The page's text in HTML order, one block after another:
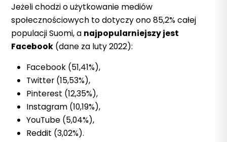
Jeżeli chodzi o użytkowanie mediów
społecznościowych to dotyczy ono 85,2% całej
populacji Suomi, a najpopularniejszy jest
Facebook (dane za luty 2022):
Facebook (51,41%),
Twitter (15,53%),
Pinterest (12,35%),
Instagram (10,19%),
YouTube (5,04%),
Reddit (3,02%).